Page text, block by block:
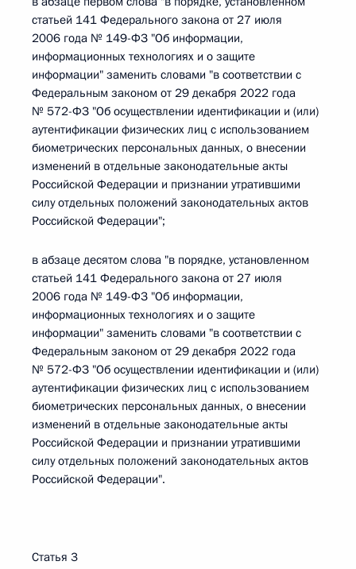
статьей 141 Федерального закона от 27 июля
2006 года № 149-ФЗ "Об информации,
информационных технологиях и о защите
информации" заменить словами "в соответствии с
Федеральным законом от 29 декабря 2022 года
№ 572-ФЗ "Об осуществлении идентификации и (или)
аутентификации физических лиц с использованием
биометрических персональных данных, о внесении
изменений в отдельные законодательные акты
Российской Федерации и признании утратившими
силу отдельных положений законодательных актов
Российской Федерации";
в абзаце десятом слова "в порядке, установленном
статьей 141 Федерального закона от 27 июля
2006 года № 149-ФЗ "Об информации,
информационных технологиях и о защите
информации" заменить словами "в соответствии с
Федеральным законом от 29 декабря 2022 года
№ 572-ФЗ "Об осуществлении идентификации и (или)
аутентификации физических лиц с использованием
биометрических персональных данных, о внесении
изменений в отдельные законодательные акты
Российской Федерации и признании утратившими
силу отдельных положений законодательных актов
Российской Федерации".
Статья 3